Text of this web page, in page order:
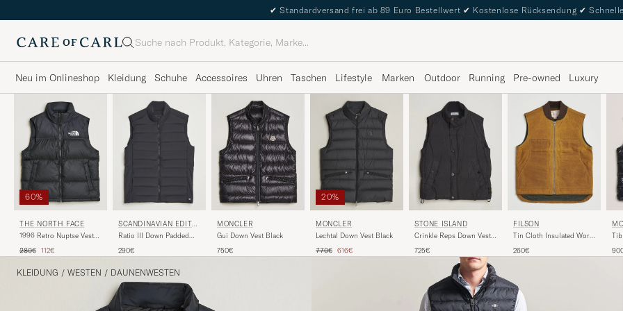
✔ Standardversand frei ab 89 Euro Bestellwert ✔ Kostenlose Rücksendung ✔
Suche
Neu im Onlineshop Kleidung Schuhe Accessoires Uhren Taschen Lifestyle Marken Outdoor Running Pre-owned Luxury
60%
THE NORTH FACE
1996 Retro Nuptse Vest
Regulärer Preis
280€ Reduzierter Preis
112€
SCANDINAVIAN EDITIO
N
Ratio III Down Padded
290€
MONCLER
Gui Down Vest Black
750€
20%
MONCLER
Lechtal Down Vest Black
Regulärer Preis
770€ Reduzierter Preis
616€
STONE ISLAND
Crinkle Reps Down Vest
725€
FILSON
Tin Cloth Insulated Work
260€
KLEIDUNG / WESTEN / DAUNENWESTEN